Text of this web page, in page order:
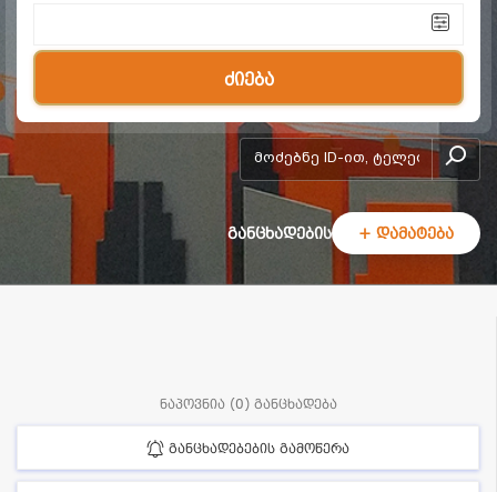
ძიება
add-form
განცხადების + დამატება
ნაპოვნია (0) განცხადება
განცხადებების გამოწერა